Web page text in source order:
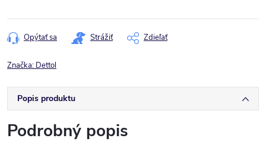
cena:
Opýtať sa Strážiť Zdieľať
Značka: Dettol
Popis produktu
Podrobný popis